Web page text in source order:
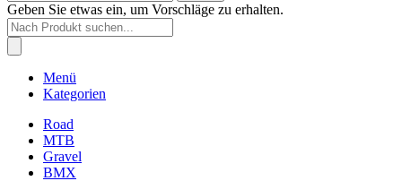
Geben Sie etwas ein, um Vorschläge zu erhalten.
Products
search
Menü
Kategorien
Road
MTB
Gravel
BMX